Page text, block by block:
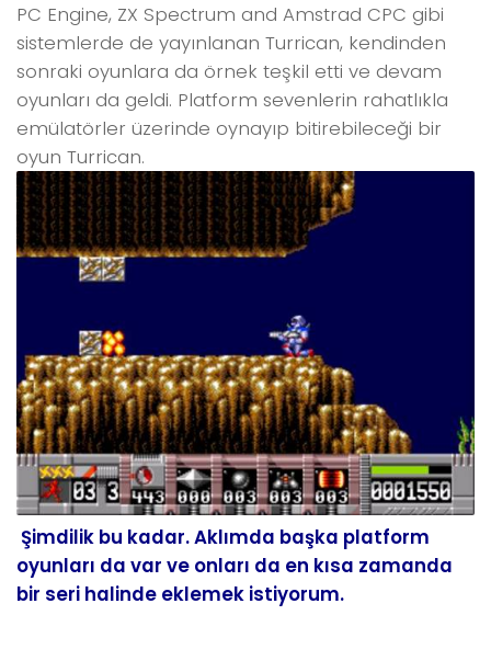
PC Engine, ZX Spectrum and Amstrad CPC gibi
sistemlerde de yayınlanan Turrican, kendinden
sonraki oyunlara da örnek teşkil etti ve devam
oyunları da geldi. Platform sevenlerin rahatlıkla
emülatörler üzerinde oynayıp bitirebileceği bir
oyun Turrican.
Şimdilik bu kadar. Aklımda başka platform
oyunları da var ve onları da en kısa zamanda
bir seri halinde eklemek istiyorum.